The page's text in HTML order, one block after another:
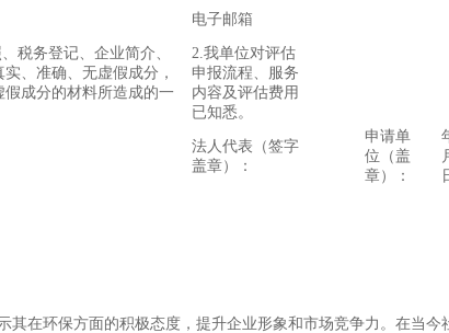
电子邮箱
税务登记、企业简介、
、准确、无虚假成分，
成分的材料所造成的一
2.我单位对评估
申报流程、服务
内容及评估费用
已知悉。
法人代表（签字
盖章）：
申请单
位（盖
章）：
其在环保方面的积极态度，提升企业形象和市场竞争力。在当今